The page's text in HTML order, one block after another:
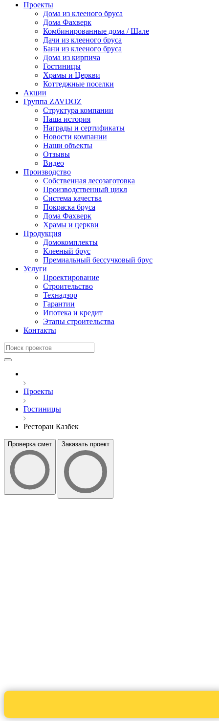
Проекты
Дома из клееного бруса
Дома Фахверк
Комбинированные дома / Шале
Дачи из клееного бруса
Бани из клееного бруса
Дома из кирпича
Гостиницы
Храмы и Церкви
Коттеджные поселки
Акции
Группа ZAVDOZ
Структура компании
Наша история
Награды и сертификаты
Новости компании
Наши объекты
Отзывы
Видео
Производство
Собственная лесозаготовка
Производственный цикл
Система качества
Покраска бруса
Дома Фахверк
Храмы и церкви
Продукция
Домокомплекты
Клееный брус
Премиальный бессучковый брус
Услуги
Проектирование
Строительство
Технадзор
Гарантии
Ипотека и кредит
Этапы строительства
Контакты
Проекты
Гостиницы
Ресторан Казбек
Проверка смет Заказать проект